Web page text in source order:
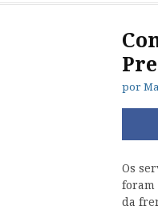
por
Os
foram
da